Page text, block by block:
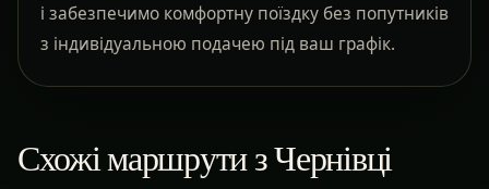
і забезпечимо комфортну поїздку без попутників
з індивідуальною подачею під ваш графік.
Схожі маршрути з Чернівці